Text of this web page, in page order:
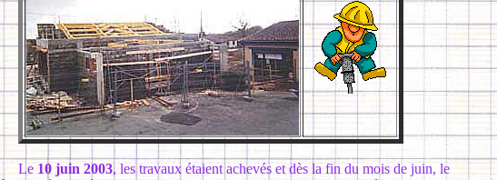
10 juin 2003, les travaux étaient achevés et dès la fin du mois de juin, le